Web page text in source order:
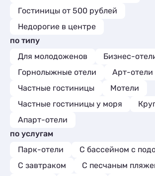
Гостиницы от 500 рублей
Недорогие в центре
по типу
Для молодоженов
Бизнес-
Горнолыжные отели
Арт-отели
Частные гостиницы
Мотели
Частные гостиницы у моря
Апарт-отели
по услугам
Парк-отели
С бассейном с
С завтраком
С песчаным